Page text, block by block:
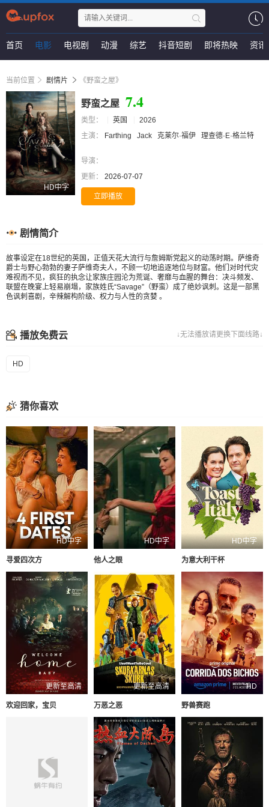
首页 电影 电视剧 动漫 综艺 抖音短剧 即将热映 资讯
当前位置 剧情片 《野蛮之屋》
HD中字
野蛮之屋 7.4
类型： 英国
2026
主演：
Farthing Jack 克莱尔·福伊 理查德·E·格兰特
导演：
更新：
2026-07-07
立即播放
剧情简介
故事设定在18世纪的英国，正值天花大流行与詹姆斯党起义的动荡时期。萨维奇
爵士与野心勃勃的妻子萨维奇夫人，不顾一切地追逐地位与财富。他们对时代灾
难视而不见，疯狂的执念让家族庄园沦为荒诞、奢靡与血腥的舞台：决斗频发、
联盟在晚宴上轻易崩塌，家族姓氏“Savage”（野蛮）成了绝妙讽刺。这是一部黑
色讽刺喜剧，辛辣解构阶级、权力与人性的贪婪 。
↓无法播放请更换下面线路↓
播放免费云
HD
猜你喜欢
HD中字
寻爱四次方
HD中字
他人之眼
HD中字
为意大利干杯
更新至高清
欢迎回家，宝贝
更新至高清
万恶之恶
HD
野兽赛跑